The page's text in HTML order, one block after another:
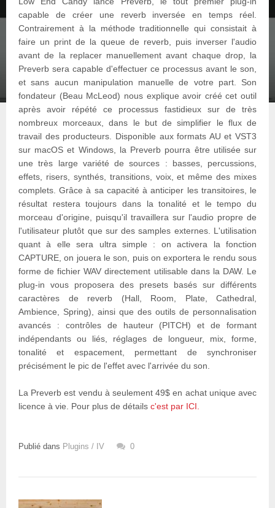
capable de créer une reverb inversée en temps réel.
Contrairement à la méthode traditionnelle qui consistait à
faire un print de la queue de reverb, puis inverser l'audio
avant de la replacer manuellement avant chaque drop, la
Preverb sera capable d'effectuer ce processus avant le son,
et sans aucun manipulation manuelle de votre part. Son
fondateur (Beau McLeod) nous explique avoir créé cet outil
après avoir répété ce processus fastidieux sur de très
nombreux morceaux, dans le but de simplifier le flux de
travail des producteurs. Disponible aux formats AU et VST3
sur macOS et Windows, la Preverb pourra être utilisée sur
une très large variété de sources : basses, percussions,
effets, risers, synthés, transitions, voix, et même des mixes
complets. Grâce à sa capacité à anticiper les transitoires, le
résultat restera toujours dans la tonalité et le tempo du
morceau d'origine, puisqu'il travaillera sur l'audio propre de
l'utilisateur plutôt que sur des samples externes. L'utilisation
quant à elle sera ultra simple : on activera la fonction
CAPTURE, on jouera le son, puis on exportera le rendu sous
forme de fichier WAV directement utilisable dans la DAW. Le
plug-in vous proposera des presets basés sur différents
caractères de reverb (Hall, Room, Plate, Cathedral,
Ambience, Spring), ainsi que des outils de personnalisation
avancés : contrôles de hauteur (PITCH) et de formant
indépendants ou liés, réglages de longueur, mix, forme,
tonalité et espacement, permettant de synchroniser
précisément le pic de l'effet avec l'arrivée du son.
La Preverb est vendu à seulement 49$ en achat unique avec
licence à vie. Pour plus de détails c'est par ICI.
Publié dans Plugins / IV 0